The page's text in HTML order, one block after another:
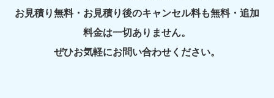
お見積り無料・お見積り後のキャンセル料も無料・追加
料金は一切ありません。
ぜひお気軽にお問い合わせください。